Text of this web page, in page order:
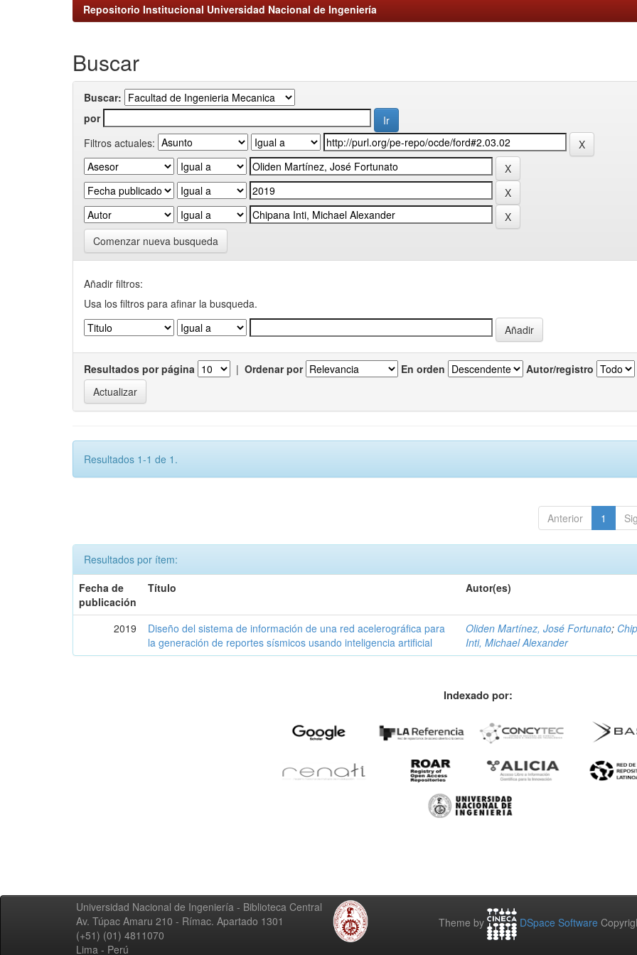
Repositorio Institucional Universidad Nacional de Ingeniería
Buscar
Buscar:
por
Filtros actuales:
Comenzar nueva busqueda
Añadir filtros:
Usa los filtros para afinar la busqueda.
Resultados por página | Ordenar por En orden Autor/registro
Resultados 1-1 de 1.
Anterior 1
Resultados por ítem:
Fecha de
publicación
Título Autor(es)
2019
Diseño del sistema de información de una red acelerográfica para
la generación de reportes sísmicos usando inteligencia artificial
Oliden Martínez, José Fortunato;
Inti, Michael Alexander
Indexado por:
Universidad Nacional de Ingeniería - Biblioteca Central
Av. Túpac Amaru 210 - Rímac. Apartado 1301
(+51) (01) 4811070
Lima - Perú
Theme by DSpace Software